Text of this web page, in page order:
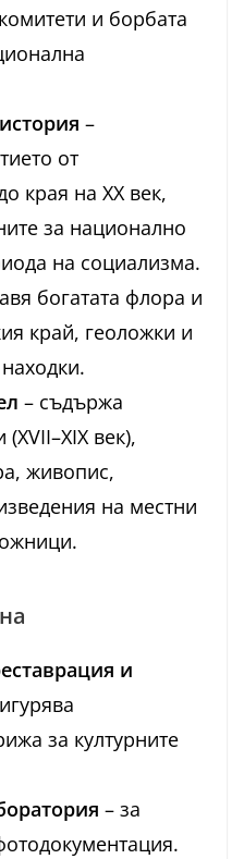
и борбата
–
от
края на XX век,
за национално
на социализма.
богатата флора и
край, геоложки и
– съдържа
век),
живопис,
на местни
и
за културните
– за